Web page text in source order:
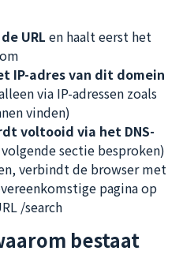
URL en haalt eerst het
IP-adres van dit domein
via IP-adressen zoals
vinden)
voltooid via het DNS-
sectie besproken)
verbindt de browser met
pagina op
/search
bestaat